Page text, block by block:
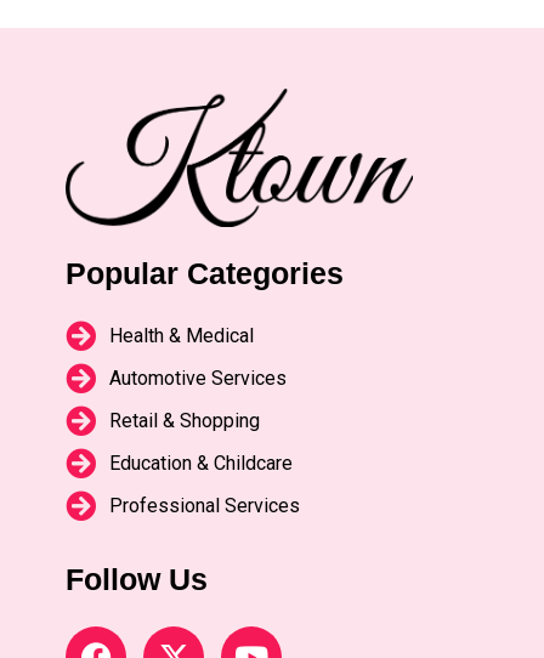
Popular Categories
Health & Medical
Automotive Services
Retail & Shopping
Education & Childcare
Professional Services
Follow Us